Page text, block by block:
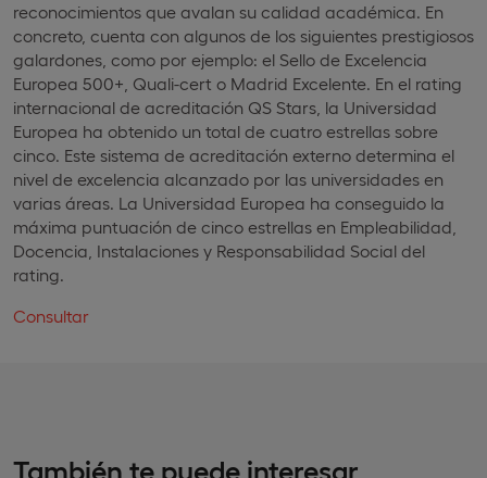
reconocimientos que avalan su calidad académica. En
concreto, cuenta con algunos de los siguientes prestigiosos
galardones, como por ejemplo: el Sello de Excelencia
Europea 500+, Quali-cert o Madrid Excelente. En el rating
internacional de acreditación QS Stars, la Universidad
Europea ha obtenido un total de cuatro estrellas sobre
cinco. Este sistema de acreditación externo determina el
nivel de excelencia alcanzado por las universidades en
varias áreas. La Universidad Europea ha conseguido la
máxima puntuación de cinco estrellas en Empleabilidad,
Docencia, Instalaciones y Responsabilidad Social del
rating.
Consultar
También te puede interesar